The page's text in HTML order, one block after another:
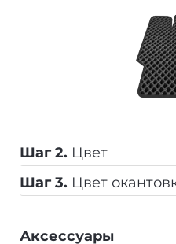
Шаг 2. Цвет
Шаг 3. Цвет
Аксессуары